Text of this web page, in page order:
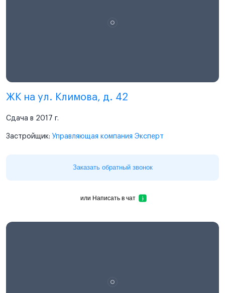
ЖК на ул. Климова, д. 42
Сдача в 2017 г.
Застройщик: Управляющая компания Эксперт
Заказать обратный звонок
или Написать в чат